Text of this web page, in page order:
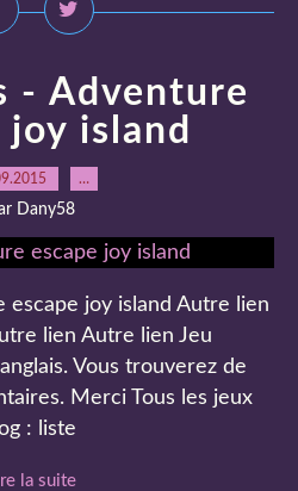
- Adventure
joy island
…
Dany58
escape joy island Autre lien
lien Autre lien Jeu
Vous trouverez de
Merci Tous les jeux
: liste
la suite